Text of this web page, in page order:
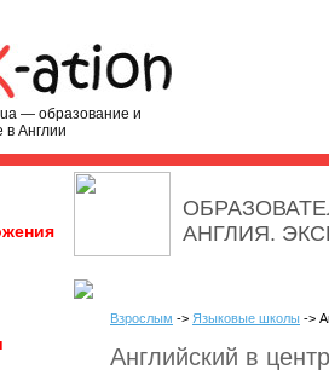
— образование и
в Англии
АНГЛИЯ.
Взрослым -> Языковые школы ->
Английский в